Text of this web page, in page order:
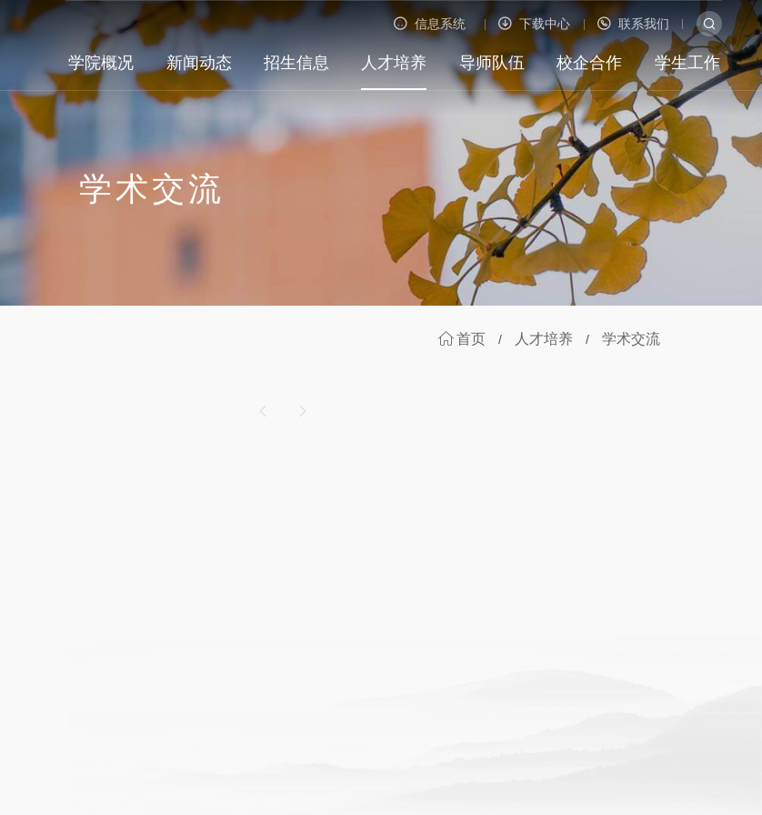
信息系统 下载中心 联系我们
学院概况 新闻动态 招生信息 人才培养 导师队伍 校企合作 学生工作
学术交流
首页 / 人才培养 / 学术交流